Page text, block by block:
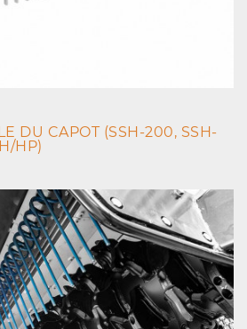
DU CAPOT (SSH-200, SSH-
HP)